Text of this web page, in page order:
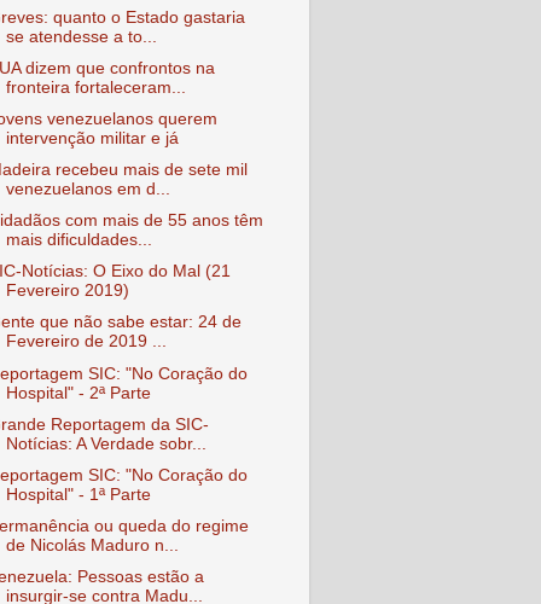
quanto o Estado gastaria
se atendesse a to...
dizem que confrontos na
fronteira fortaleceram...
venezuelanos querem
intervenção militar e já
recebeu mais de sete mil
venezuelanos em d...
com mais de 55 anos têm
mais dificuldades...
Notícias: O Eixo do Mal (21
Fevereiro 2019)
que não sabe estar: 24 de
Fevereiro de 2019 ...
SIC: "No Coração do
Hospital" - 2ª Parte
Reportagem da SIC-
Notícias: A Verdade sobr...
SIC: "No Coração do
Hospital" - 1ª Parte
ou queda do regime
de Nicolás Maduro n...
Pessoas estão a
insurgir-se contra Madu...